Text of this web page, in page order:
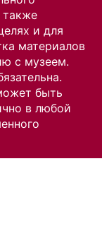
также
и для
материалов
с музеем.
быть
в любой